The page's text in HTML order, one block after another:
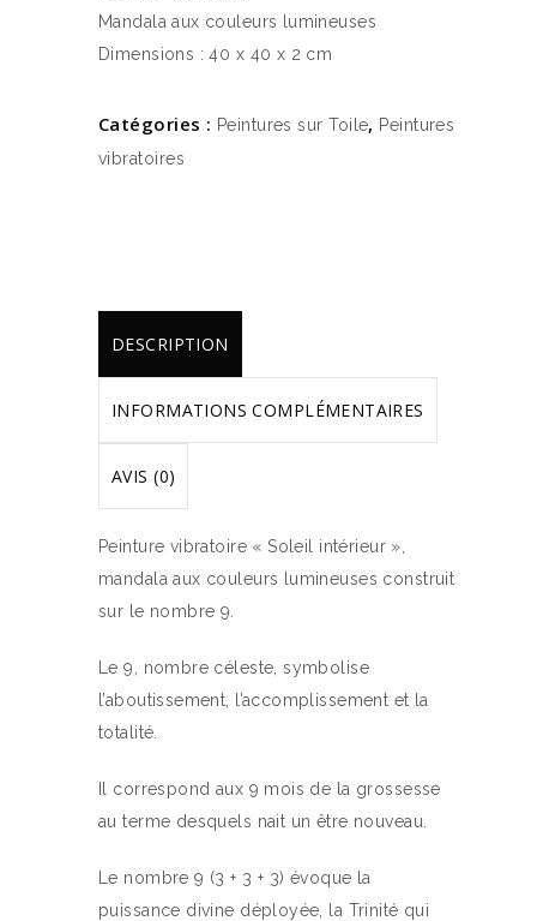
Mandala aux couleurs lumineuses
Dimensions : 40 x 40 x 2 cm
Catégories : Peintures sur Toile, Peintures
vibratoires
DESCRIPTION
INFORMATIONS COMPLÉMENTAIRES
AVIS (0)
Peinture vibratoire « Soleil intérieur »,
mandala aux couleurs lumineuses construit
sur le nombre 9.
Le 9, nombre céleste, symbolise
l’aboutissement, l’accomplissement et la
totalité.
Il correspond aux 9 mois de la grossesse
au terme desquels nait un être nouveau.
Le nombre 9 (3 + 3 + 3) évoque la
puissance divine déployée, la Trinité qui